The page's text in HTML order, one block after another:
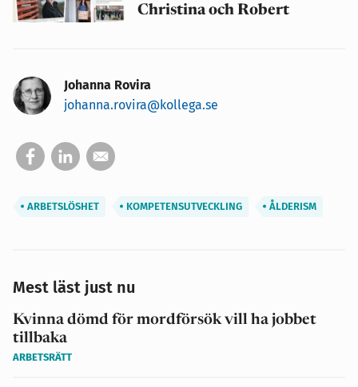
Christina och Robert
Johanna Rovira
johanna.rovira@kollega.se
ARBETSLÖSHET KOMPETENSUTVECKLING ÅLDERISM
Mest läst just nu
Kvinna dömd för mordförsök vill ha jobbet
tillbaka
ARBETSRÄTT